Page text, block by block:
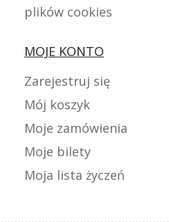
plików cookies
MOJE KONTO
Zarejestruj się
Mój koszyk
Moje zamówienia
Moje bilety
Moja lista życzeń